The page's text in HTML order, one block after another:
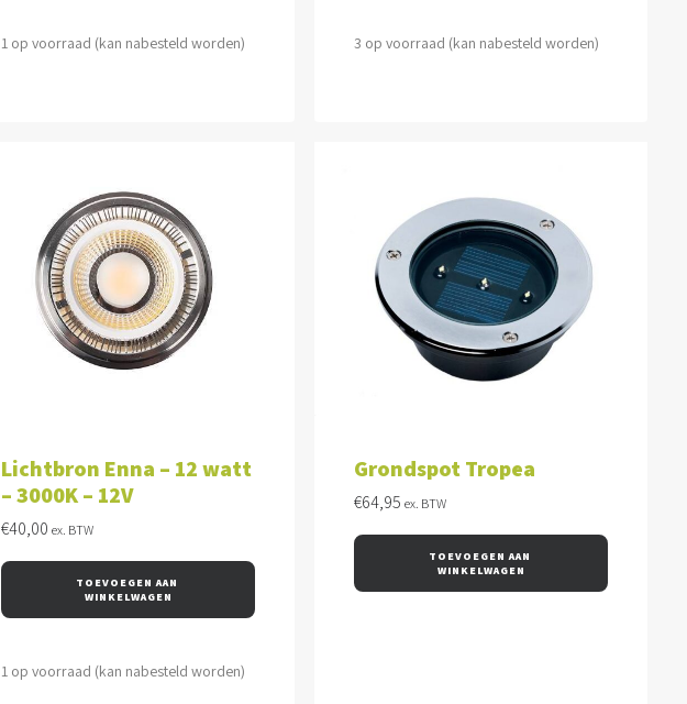
1 op voorraad (kan nabesteld worden) 3 op voorraad (kan nabesteld worden)
Lichtbron Enna – 12 watt
– 3000K – 12V
€40,00 ex. BTW
TOEVOEGEN AAN
WINKELWAGEN
1 op voorraad (kan nabesteld worden)
Grondspot Tropea
€64,95 ex. BTW
TOEVOEGEN AAN
WINKELWAGEN